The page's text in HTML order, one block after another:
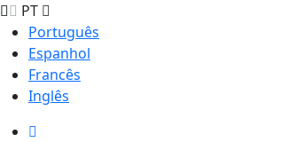
PT
Português
Espanhol
Francês
Inglês